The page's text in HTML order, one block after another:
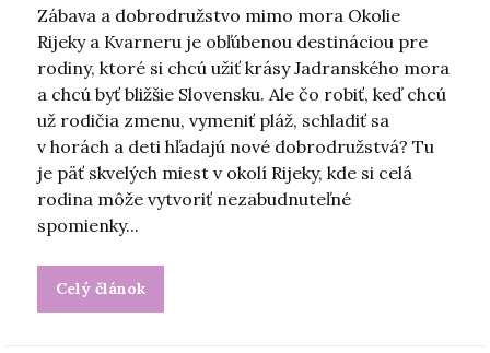
Zábava a dobrodružstvo mimo mora Okolie
Rijeky a Kvarneru je obľúbenou destináciou pre
rodiny, ktoré si chcú užiť krásy Jadranského mora
a chcú byť bližšie Slovensku. Ale čo robiť, keď chcú
už rodičia zmenu, vymeniť pláž, schladiť sa
v horách a deti hľadajú nové dobrodružstvá? Tu
je päť skvelých miest v okolí Rijeky, kde si celá
rodina môže vytvoriť nezabudnuteľné
spomienky...
Celý článok